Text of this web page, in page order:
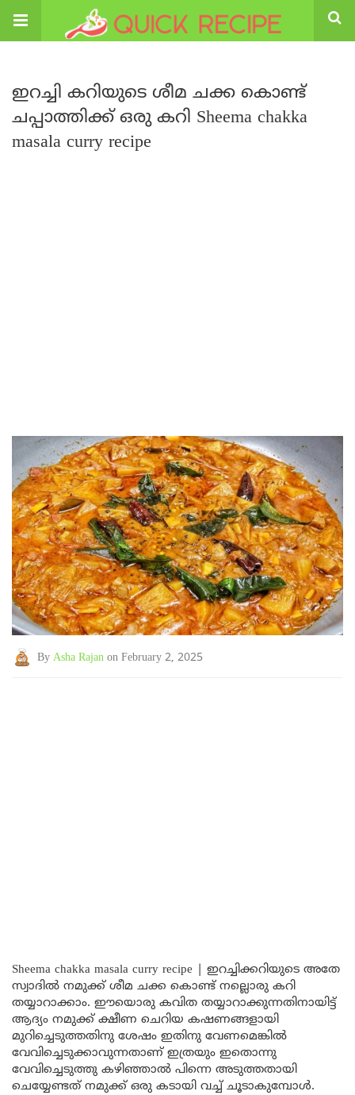
ഇറച്ചി കറിയുടെ ശീമ ചക്ക കൊണ്ട്
ചപ്പാത്തിക്ക് ഒരു കറി Sheema chakka
masala curry recipe
By Asha Rajan on February 2, 2025
Sheema chakka masala curry recipe | ഇറച്ചിക്കറിയുടെ അതേ
സ്വാദിൽ നമുക്ക് ശീമ ചക്ക കൊണ്ട് നല്ലൊരു കറി
തയ്യാറാക്കാം. ഈയൊരു കവിത തയ്യാറാക്കുന്നതിനായിട്ട്
ആദ്യം നമുക്ക് ക്ഷീണ ചെറിയ കഷണങ്ങളായി
മുറിച്ചെടുത്തതിനു ശേഷം ഇതിനു വേണമെങ്കിൽ
വേവിച്ചെടുക്കാവുന്നതാണ് ഇത്രയും ഇതൊന്നു
വേവിച്ചെടുത്തു കഴിഞ്ഞാൽ പിന്നെ അടുത്തതായി
ചെയ്യേണ്ടത് നമുക്ക് ഒരു കടായി വച്ച് ചൂടാകുമ്പോൾ.